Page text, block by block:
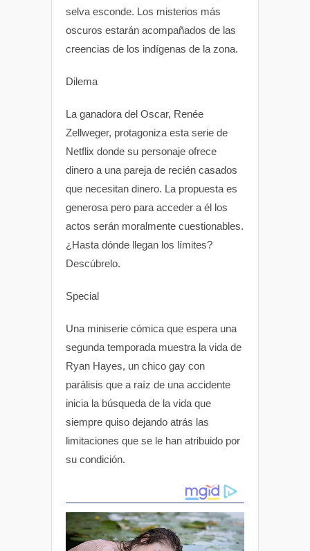
selva esconde. Los misterios más
oscuros estarán acompañados de las
creencias de los indígenas de la zona.
Dilema
La ganadora del Oscar, Renée
Zellweger, protagoniza esta serie de
Netflix donde su personaje ofrece
dinero a una pareja de recién casados
que necesitan dinero. La propuesta es
generosa pero para acceder a él los
actos serán moralmente cuestionables.
¿Hasta dónde llegan los límites?
Descúbrelo.
Special
Una miniserie cómica que espera una
segunda temporada muestra la vida de
Ryan Hayes, un chico gay con
parálisis que a raíz de una accidente
inicia la búsqueda de la vida que
siempre quiso dejando atrás las
limitaciones que se le han atribuido por
su condición.